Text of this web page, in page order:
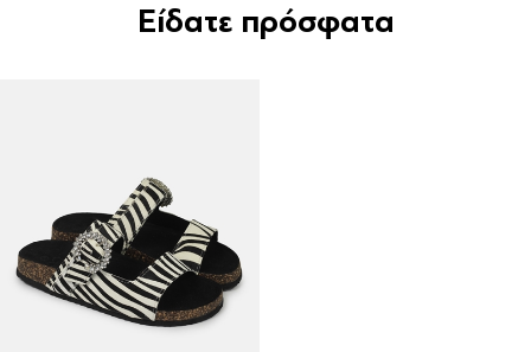
Είδατε πρόσφατα